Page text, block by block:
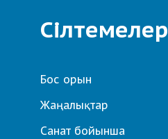
Сілтемелер
Бос орын
Жаңалықтар
Санат бойынша